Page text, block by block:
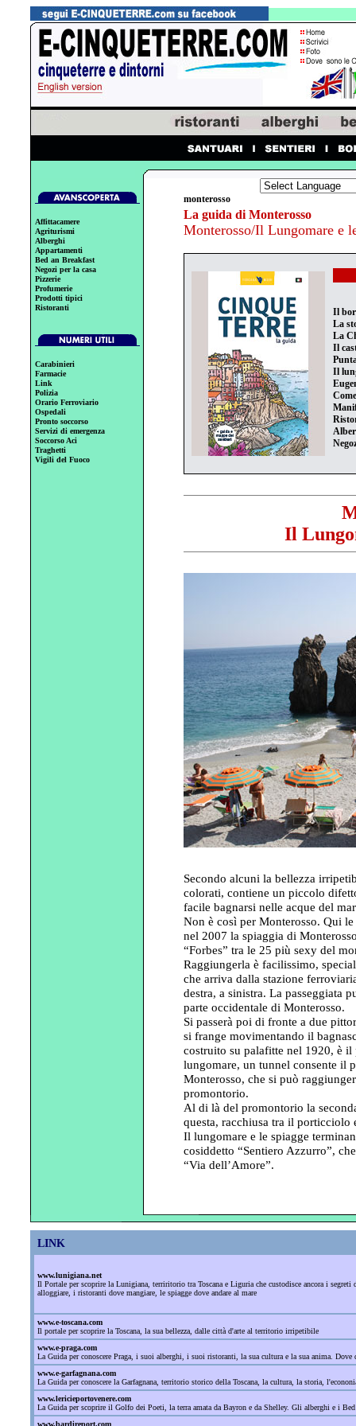
Affittacamere
Agriturismi
Alberghi
Appartamenti
Bed an Breakfast
Negozi per la casa
Pizzerie
Profumerie
Prodotti tipici
Ristoranti
Carabinieri
Farmacie
Link
Polizia
Orario Ferroviario
Ospedali
Pronto soccorso
Servizi di emergenza
Soccorso Aci
Traghetti
Vigili del Fuoco
monterosso
La guida di Monterosso
Monterosso/Il Lungomare e
Il
La
La
Il
Il
Il
Secondo alcuni la bellezza
colorati, contiene un piccolo
facile bagnarsi nelle acque del
Non è così per Monterosso. Qui
nel 2007 la spiaggia di
“Forbes” tra le 25 più sexy del
Raggiungerla è facilissimo,
che arriva dalla stazione
destra, a sinistra. La passeggiata
parte occidentale di Monterosso.
Si passerà poi di fronte a due
si frange movimentando il
costruito su palafitte nel 1920, è
lungomare, un tunnel consente il
Monterosso, che si può
promontorio.
Al di là del promontorio la
questa, racchiusa tra il
Il lungomare e le spiagge
cosiddetto “Sentiero Azzurro”,
“Via dell’Amore”.
LINK
www.lunigiana.net
Il Portale per scoprire la Lunigiana, terriritorio tra Toscana e Liguria che custodisce ancora i
alloggiare, i ristoranti dove mangiare, le spiagge dove andare al mare
www.e-toscana.com
Il portale per scoprire la Toscana, la sua bellezza, dalle città d'arte al territorio irripetibile
www.e-praga.com
La Guida per conoscere Praga, i suoi alberghi, i suoi ristoranti, la sua cultura e la sua anima.
www.e-garfagnana.com
La Guida per conoscere la Garfagnana, territorio storico della Toscana, la cultura, la storia,
www.lericieportovenere.com
La Guida per scoprire il Golfo dei Poeti, la terra amata da Bayron e da Shelley. Gli alberghi e i
www.bardireport.com